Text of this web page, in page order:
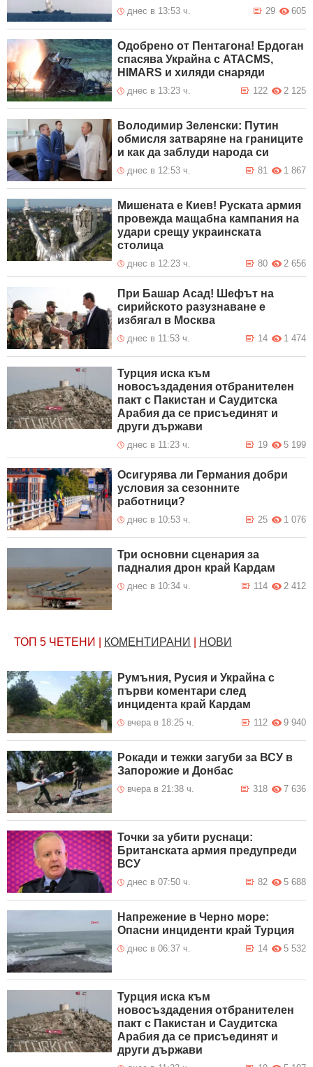
днес в 13:53 ч. 605
29
Одобрено от Пентагона! Ердоган
спасява Украйна с ATACMS,
HIMARS и хиляди снаряди
днес в 13:23 ч. 2 125
122
Володимир Зеленски: Путин
обмисля затваряне на границите
и как да заблуди народа си
днес в 12:53 ч. 1 867
81
Мишената е Киев! Руската армия
провежда мащабна кампания на
удари срещу украинската
столица
днес в 12:23 ч. 2 656
80
При Башар Асад! Шефът на
сирийското разузнаване е
избягал в Москва
днес в 11:53 ч. 1 474
14
Турция иска към
новосъздадения отбранителен
пакт с Пакистан и Саудитска
Арабия да се присъединят и
други държави
днес в 11:23 ч. 5 199
19
Осигурява ли Германия добри
условия за сезонните
работници?
днес в 10:53 ч. 1 076
25
Три основни сценария за
падналия дрон край Кардам
днес в 10:34 ч. 2 412
114
ТОП 5 ЧЕТЕНИ КОМЕНТИРАНИ НОВИ
Румъния, Русия и Украйна с
първи коментари след
инцидента край Кардам
вчера в 18:25 ч. 9 940
112
Рокади и тежки загуби за ВСУ в
Запорожие и Донбас
вчера в 21:38 ч. 7 636
318
Точки за убити руснаци:
Британската армия предупреди
ВСУ
днес в 07:50 ч. 5 688
82
Напрежение в Черно море:
Опасни инциденти край Турция
днес в 06:37 ч. 5 532
14
Турция иска към
новосъздадения отбранителен
пакт с Пакистан и Саудитска
Арабия да се присъединят и
други държави